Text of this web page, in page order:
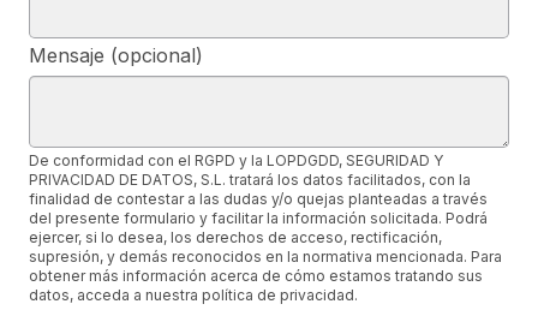
Mensaje (opcional)
De conformidad con el RGPD y la LOPDGDD, SEGURIDAD Y
PRIVACIDAD DE DATOS, S.L. tratará los datos facilitados, con la
finalidad de contestar a las dudas y/o quejas planteadas a través
del presente formulario y facilitar la información solicitada. Podrá
ejercer, si lo desea, los derechos de acceso, rectificación,
supresión, y demás reconocidos en la normativa mencionada. Para
obtener más información acerca de cómo estamos tratando sus
datos, acceda a nuestra política de privacidad.